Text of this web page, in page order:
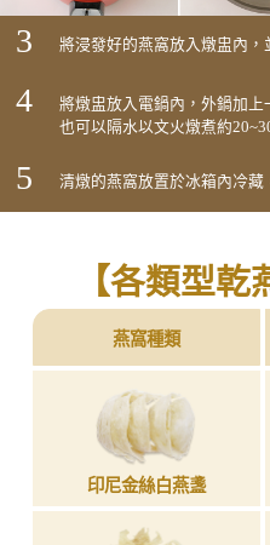
3 將浸發好的燕窩放入燉盅內，
4
將燉盅放入電鍋內，外鍋加
也可以隔水以文火燉煮約
5 清燉的燕窩放置於冰箱內冷藏
【各類型乾
燕窩種類
印尼金絲白燕盞